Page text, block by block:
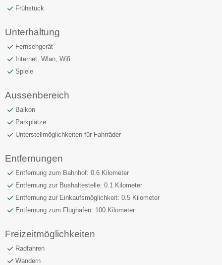
Frühstück
Unterhaltung
Fernsehgerät
Internet, Wlan, Wifi
Spiele
Aussenbereich
Balkon
Parkplätze
Unterstellmöglichkeiten für Fahrräder
Entfernungen
Entfernung zum Bahnhof: 0.6 Kilometer
Entfernung zur Bushaltestelle: 0.1 Kilometer
Entfernung zur Einkaufsmöglichkeit: 0.5 Kilometer
Entfernung zum Flughafen: 100 Kilometer
Freizeitmöglichkeiten
Radfahren
Wandern